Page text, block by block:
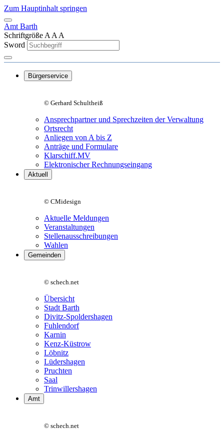
Zum Hauptinhalt springen
Amt Barth
Schriftgröße A A A
Sword
Bürgerservice
© Gerhard Schultheiß
Ansprechpartner und Sprechzeiten der Verwaltung
Ortsrecht
Anliegen von A bis Z
Anträge und Formulare
Klarschiff.MV
Elektronischer Rechnungseingang
Aktuell
© CMidesign
Aktuelle Meldungen
Veranstaltungen
Stellenausschreibungen
Wahlen
Gemeinden
© schech.net
Übersicht
Stadt Barth
Divitz-Spoldershagen
Fuhlendorf
Karnin
Kenz-Küstrow
Löbnitz
Lüdershagen
Pruchten
Saal
Trinwillershagen
Amt
© schech.net